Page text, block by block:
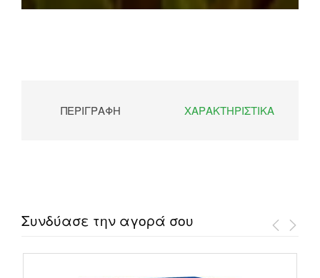
ΠΕΡΙΓΡΑΦΉ ΧΑΡΑΚΤΗΡΙΣΤΙΚΆ
Συνδύασε την αγορά σου